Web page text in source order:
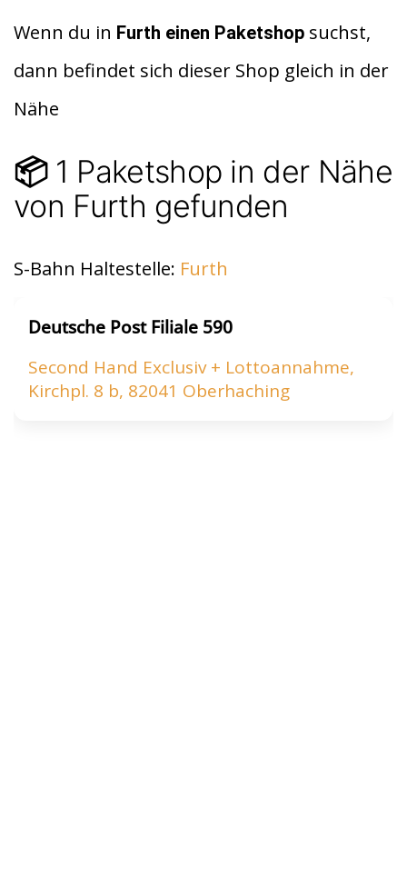
d
di
at
s
le
n
Wenn du in Furth einen Paketshop suchst,
dann befindet sich dieser Shop gleich in der
Nähe
📦1 Paketshop in der Nähe
von Furth gefunden
S-Bahn Haltestelle: Furth
Deutsche Post Filiale 590
Second Hand Exclusiv + Lottoannahme,
Kirchpl. 8 b, 82041 Oberhaching